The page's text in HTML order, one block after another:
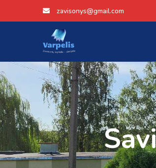
zavisonys@gmail.com